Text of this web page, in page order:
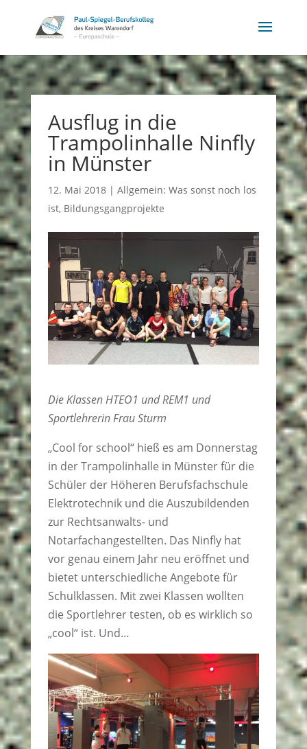
Ausflug in die
Trampolinhalle Ninfly
in Münster
12. Mai 2018| Allgemein: Was sonst noch los
ist, Bildungsgangprojekte
Die Klassen HTEO1 und REM1 und
Sportlehrerin Frau Sturm
„Cool for school“ hieß es am Donnerstag
in der Trampolinhalle in Münster für die
Schüler der Höheren Berufsfachschule
Elektrotechnik und die Auszubildenden
zur Rechtsanwalts- und
Notarfachangestellten. Das Ninfly hat
vor genau einem Jahr neu eröffnet und
bietet unterschiedliche Angebote für
Schulklassen. Mit zwei Klassen wollten
die Sportlehrer testen, ob es wirklich so
„cool“ ist. Und…